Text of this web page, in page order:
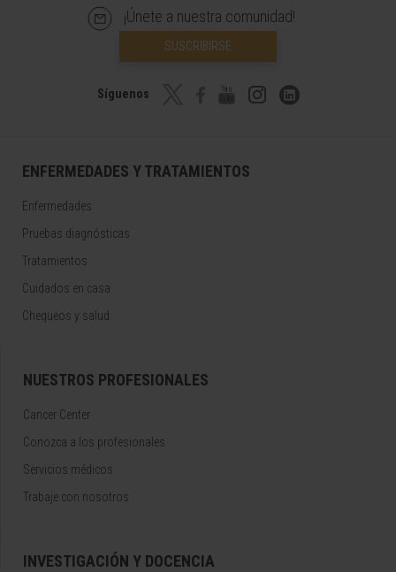
¡Únete a nuestra comunidad!
SUSCRIBIRSE
Síguenos
ENFERMEDADES Y TRATAMIENTOS
Enfermedades
Pruebas diagnósticas
Tratamientos
Cuidados en casa
Chequeos y salud
NUESTROS PROFESIONALES
Cancer Center
Conozca a los profesionales
Servicios médicos
Trabaje con nosotros
INVESTIGACIÓN Y DOCENCIA